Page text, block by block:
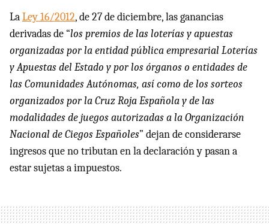
LaLey 16/2012, de 27 de diciembre, las ganancias
derivadas de “los premios de las loterías y apuestas
organizadas por la entidad pública empresarial Loterías
y Apuestas del Estado y por los órganos o entidades de
las Comunidades Autónomas, así como de los sorteos
organizados por la Cruz Roja Española y de las
modalidades de juegos autorizadas a la Organización
Nacional de Ciegos Españoles” dejan de considerarse
ingresos que no tributan en la declaración y pasan a
estar sujetas a impuestos.